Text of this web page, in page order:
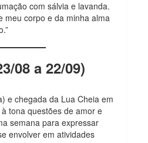
com sálvia e lavanda.
meu corpo e da minha alma
08 a 22/09)
e chegada da Lua Cheia em
tona questões de amor e
semana para expressar
envolver em atividades